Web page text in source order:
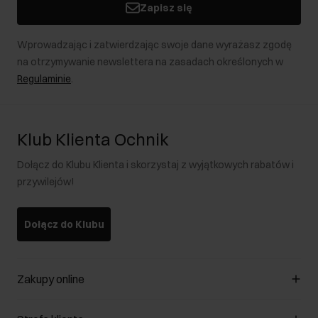
Zapisz się
Wprowadzając i zatwierdzając swoje dane wyrażasz zgodę
na otrzymywanie newslettera na zasadach określonych w
Regulaminie.
Klub Klienta Ochnik
Dołącz do Klubu Klienta i skorzystaj z wyjątkowych rabatów i
przywilejów!
Dołącz do Klubu
Zakupy online
Zarządzaj cookies